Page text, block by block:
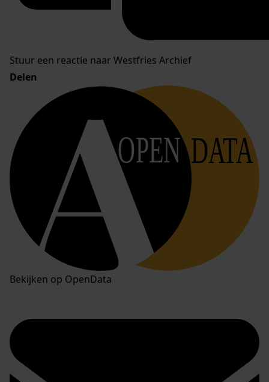
Stuur een reactie naar Westfries Archief
Delen
OPEN DATA
Bekijken op OpenData